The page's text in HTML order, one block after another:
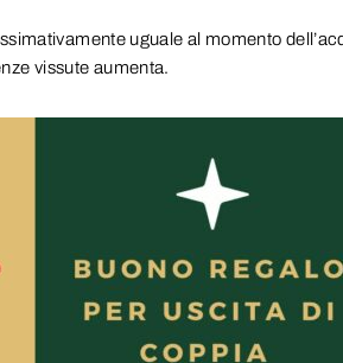
uguale al momento
vissute aumenta.